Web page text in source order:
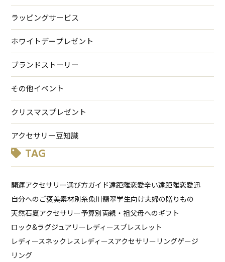
ラッピングサービス
ホワイトデープレゼント
ブランドストーリー
その他イベント
クリスマスプレゼント
アクセサリー豆知識
TAG
開運アクセサリー選び方ガイド遠距離恋愛辛い遠距離恋愛迅
自分へのご褒美素材別糸魚川翡翠学生向け夫婦の贈りもの
天然石夏アクセサリー予算別両親・祖父母へのギフト
ロック&ラグジュアリー レディースブレスレット
レディースネックレス レディースアクセサリー リングゲージ
リング